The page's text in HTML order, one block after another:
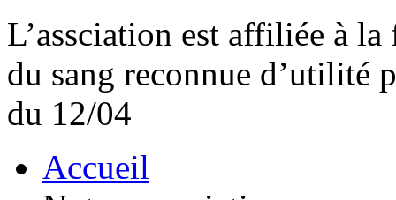
L’assciation est affiliée à
du sang reconnue d’utilité
du 12/04
Accueil